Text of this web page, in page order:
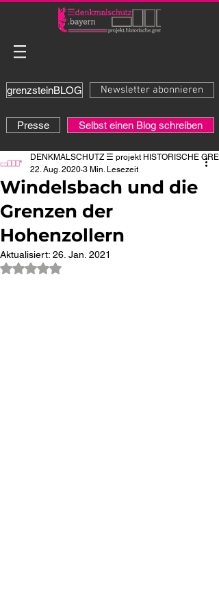
grenzsteinBLOG
Presse
Newsletter abonnieren
Selbst einen Blog schreiben
Windelsbach und die
Grenzen der
Hohenzollern
DENKMALSCHUTZ ☰ projekt HISTORISCHE
22. Aug. 2020 3 Min. Lesezeit
Aktualisiert: 26. Jan. 2021
Mit NaN von 5 Sternen bewertet.